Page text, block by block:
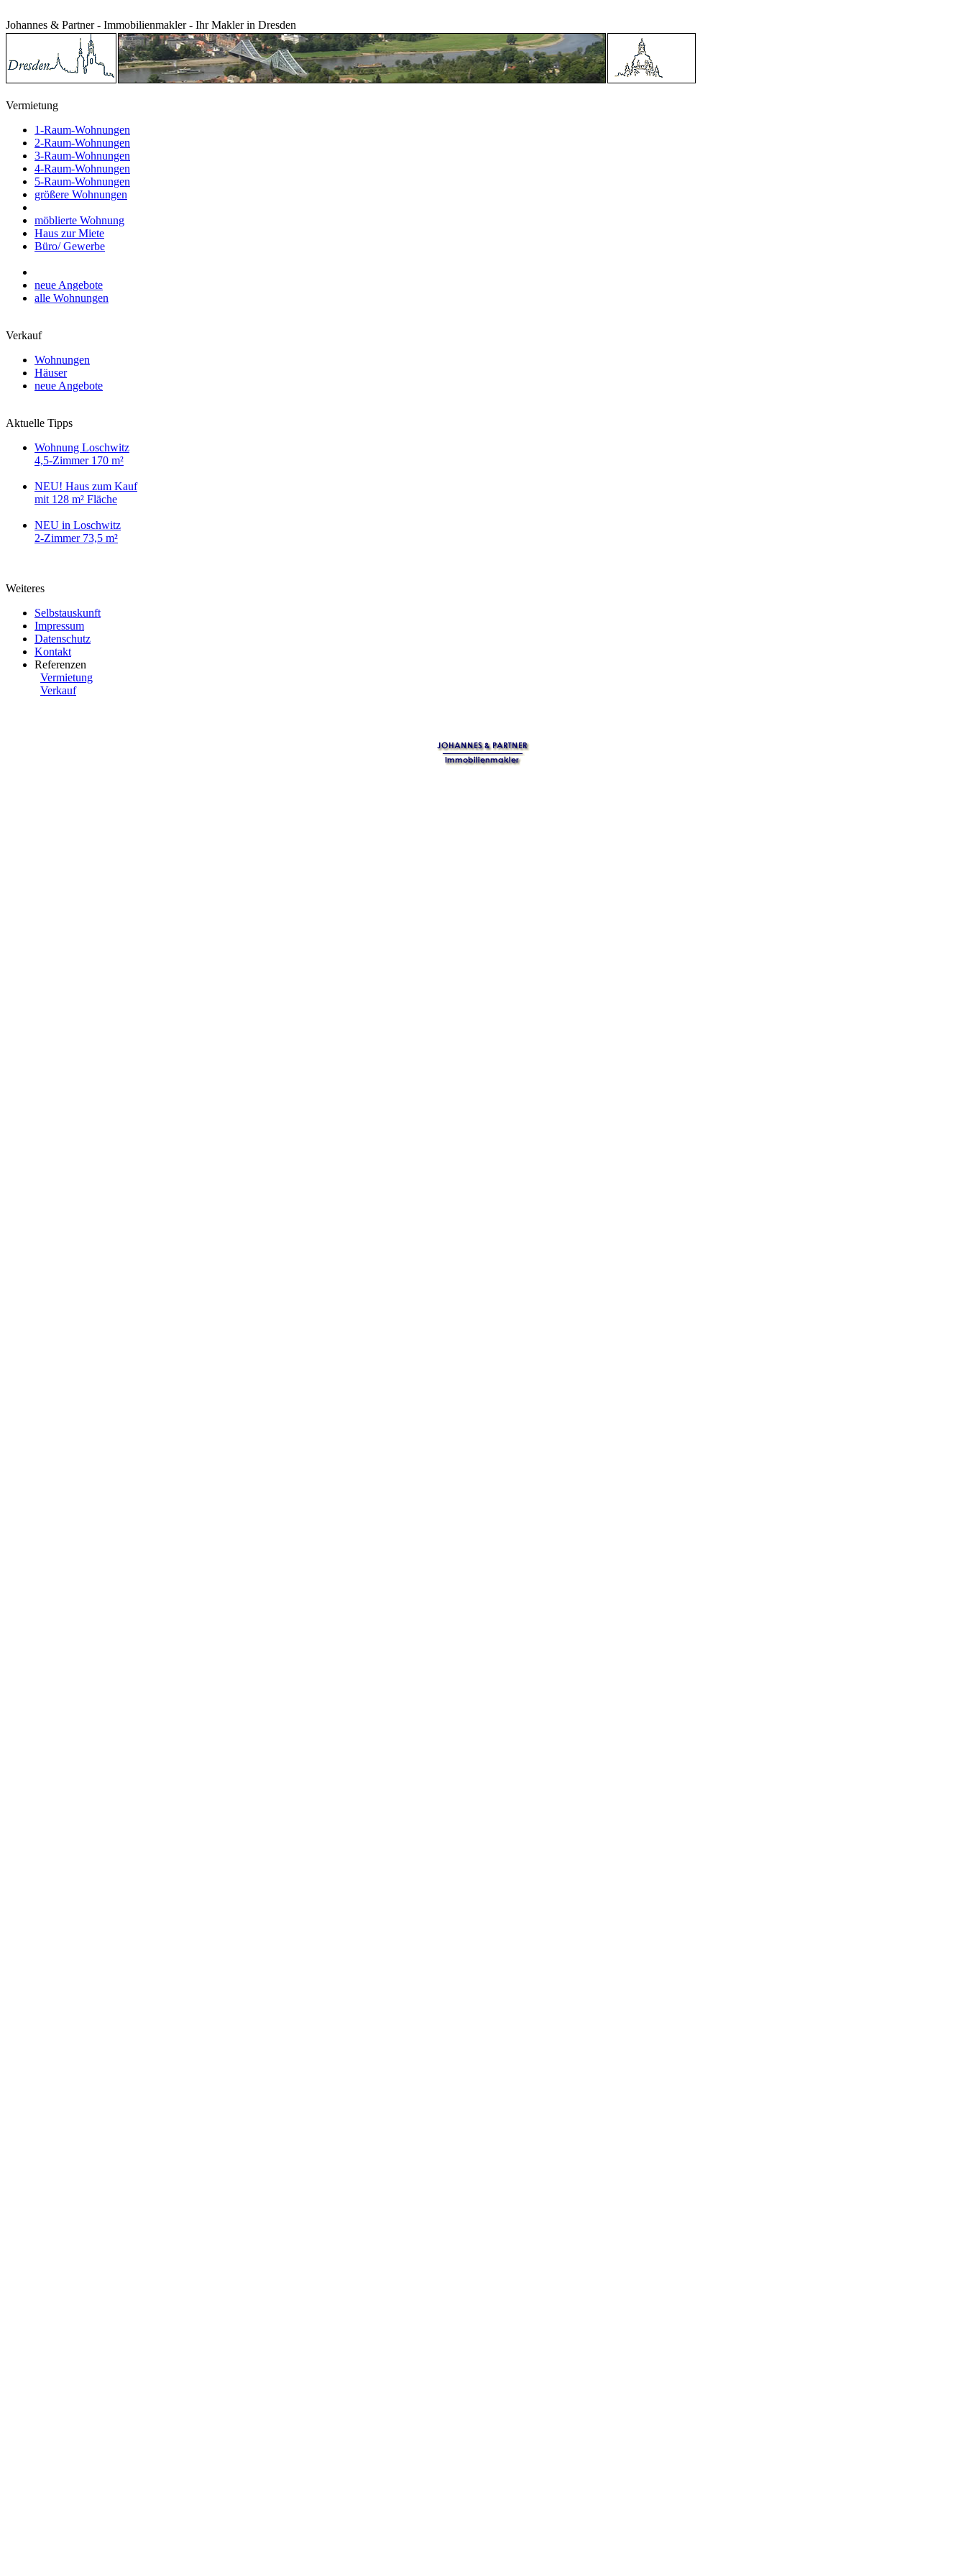
Johannes & Partner - Immobilienmakler - Ihr Makler in Dresden
Vermietung
1-Raum-Wohnungen
2-Raum-Wohnungen
3-Raum-Wohnungen
4-Raum-Wohnungen
5-Raum-Wohnungen
größere Wohnungen
möblierte Wohnung
Haus zur Miete
Büro/ Gewerbe
neue Angebote
alle Wohnungen
Verkauf
Wohnungen
Häuser
neue Angebote
Aktuelle Tipps
Wohnung Loschwitz
4,5-Zimmer 170 m²
NEU! Haus zum Kauf
mit 128 m² Fläche
NEU in Loschwitz
2-Zimmer 73,5 m²
Weiteres
Selbstauskunft
Impressum
Datenschutz
Kontakt
Referenzen
Vermietung
Verkauf